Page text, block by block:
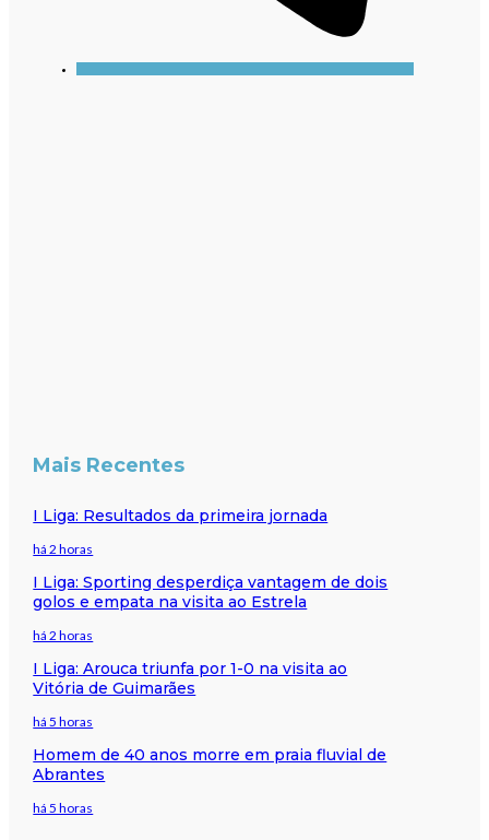
Mais Recentes
I Liga: Resultados da primeira jornada
há 2 horas
I Liga: Sporting desperdiça vantagem de dois
golos e empata na visita ao Estrela
há 2 horas
I Liga: Arouca triunfa por 1-0 na visita ao
Vitória de Guimarães
há 5 horas
Homem de 40 anos morre em praia fluvial de
Abrantes
há 5 horas